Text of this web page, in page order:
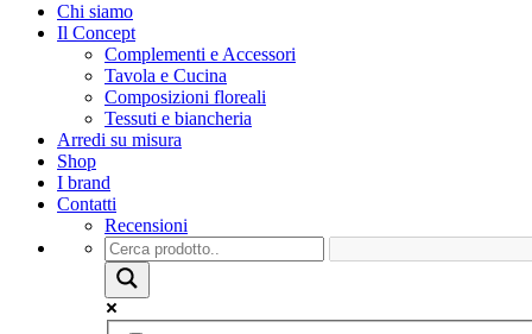
Chi siamo
Il Concept
Complementi e Accessori
Tavola e Cucina
Composizioni floreali
Tessuti e biancheria
Arredi su misura
Shop
I brand
Contatti
Recensioni